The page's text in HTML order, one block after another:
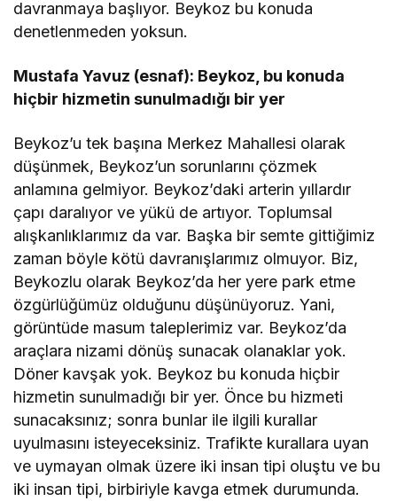
davranmaya başlıyor. Beykoz bu konuda
denetlenmeden yoksun.
Mustafa Yavuz (esnaf): Beykoz, bu konuda
hiçbir hizmetin sunulmadığı bir yer
Beykoz’u tek başına Merkez Mahallesi olarak
düşünmek, Beykoz’un sorunlarını çözmek
anlamına gelmiyor. Beykoz’daki arterin yıllardır
çapı daralıyor ve yükü de artıyor. Toplumsal
alışkanlıklarımız da var. Başka bir semte gittiğimiz
zaman böyle kötü davranışlarımız olmuyor. Biz,
Beykozlu olarak Beykoz’da her yere park etme
özgürlüğümüz olduğunu düşünüyoruz. Yani,
görüntüde masum taleplerimiz var. Beykoz’da
araçlara nizami dönüş sunacak olanaklar yok.
Döner kavşak yok. Beykoz bu konuda hiçbir
hizmetin sunulmadığı bir yer. Önce bu hizmeti
sunacaksınız; sonra bunlar ile ilgili kurallar
uyulmasını isteyeceksiniz. Trafikte kurallara uyan
ve uymayan olmak üzere iki insan tipi oluştu ve bu
iki insan tipi, birbiriyle kavga etmek durumunda.